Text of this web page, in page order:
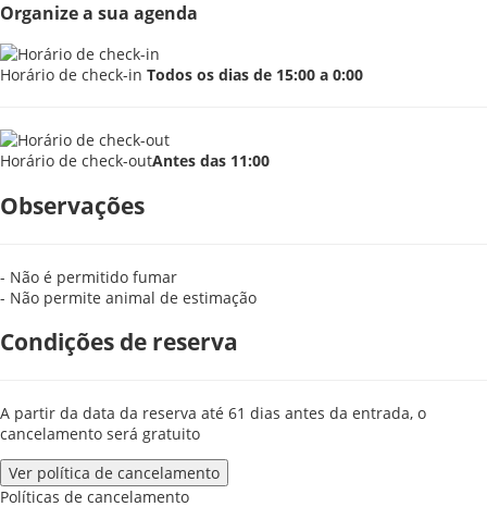
Organize a sua agenda
Horário de check-in Todos os dias de 15:00 a 0:00
Horário de check-outAntes das 11:00
Observações
- Não é permitido fumar
- Não permite animal de estimação
Condições de reserva
A partir da data da reserva até 61 dias antes da entrada, o
cancelamento será gratuito
Ver política de cancelamento
Políticas de cancelamento